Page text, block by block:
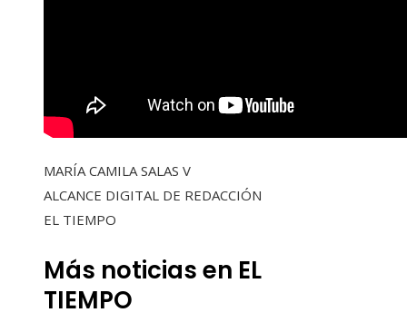
MARÍA CAMILA SALAS V
ALCANCE DIGITAL DE REDACCIÓN
EL TIEMPO
Más noticias en EL
TIEMPO